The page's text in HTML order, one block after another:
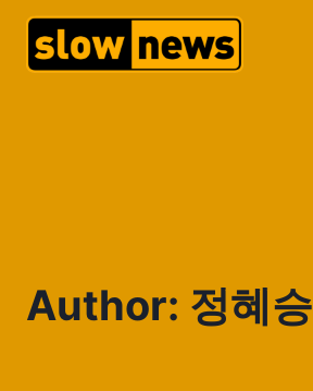
Author: 정혜승